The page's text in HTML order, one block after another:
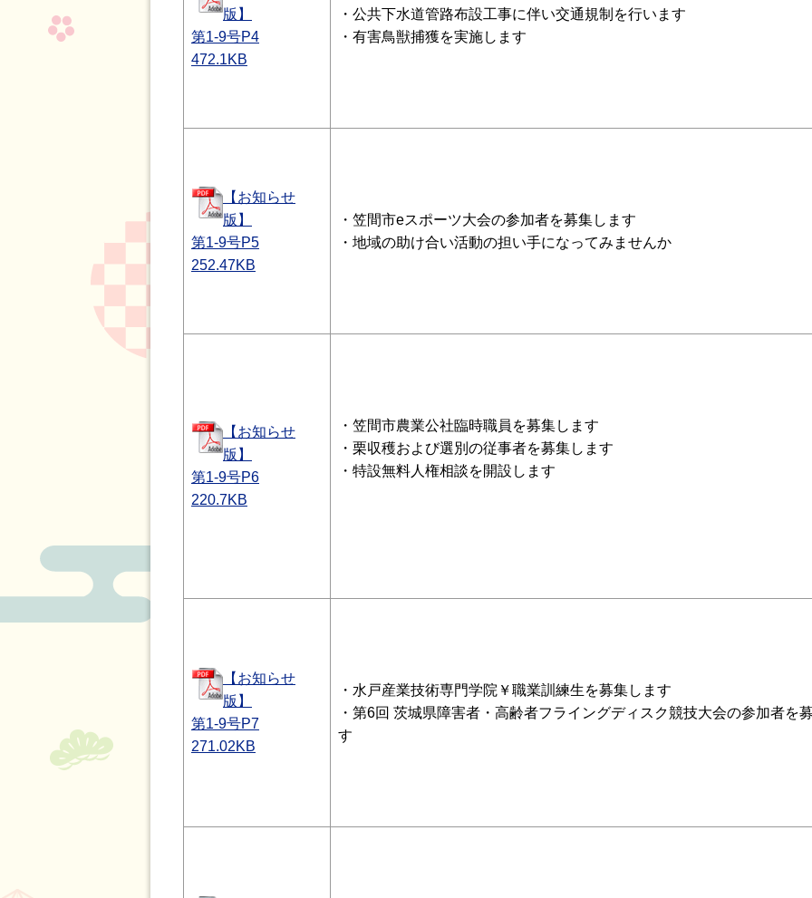
版】
第1-9号P4
472.1KB
・公共下水道管路布設工事に伴い交通規制を行います
・有害鳥獣捕獲を実施します
【お知らせ
版】
第1-9号P5
252.47KB
・笠間市eスポーツ大会の参加者を募集します
・地域の助け合い活動の担い手になってみませんか
【お知らせ
版】
第1-9号P6
220.7KB
・笠間市農業公社臨時職員を募集します
・栗収穫および選別の従事者を募集します
・特設無料人権相談を開設します
【お知らせ
版】
第1-9号P7
271.02KB
・水戸産業技術専門学院￥職業訓練生を募集します
・第6回 茨城県障害者・高齢者フライングディスク競技大会の参加者を
す